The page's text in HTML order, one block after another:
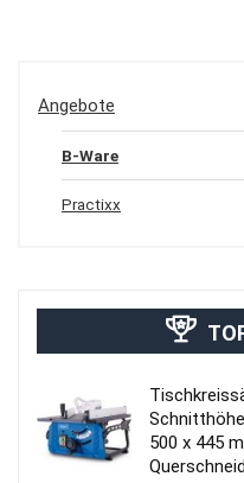
Angebote
B-Ware
Practixx
500 x 445